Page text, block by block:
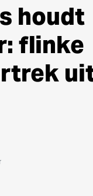
houdt
flinke